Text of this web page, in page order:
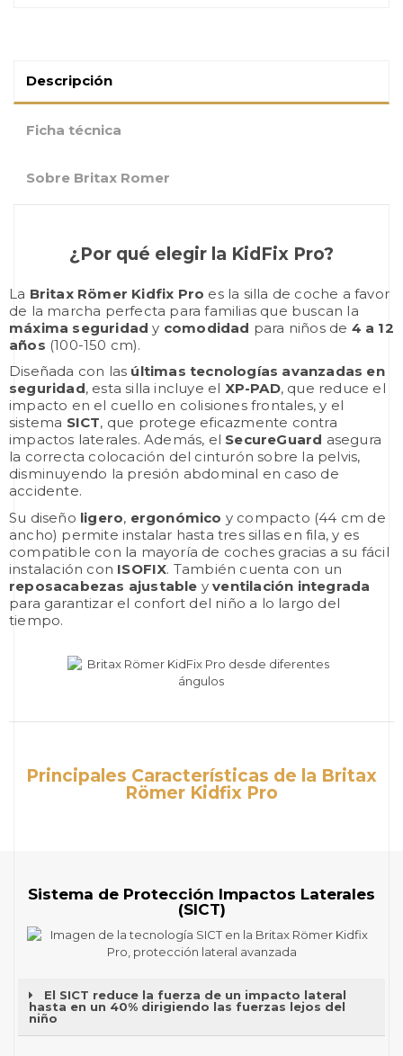
Descripción
Ficha técnica
Sobre Britax Romer
¿Por qué elegir la KidFix Pro?
La Britax Römer Kidfix Pro es la silla de coche a favor
de la marcha perfecta para familias que buscan la
máxima seguridad y comodidad para niños de 4 a 12
años (100-150 cm).
Diseñada con las últimas tecnologías avanzadas en
seguridad, esta silla incluye el XP-PAD, que reduce el
impacto en el cuello en colisiones frontales, y el
sistema SICT, que protege eficazmente contra
impactos laterales. Además, el SecureGuard asegura
la correcta colocación del cinturón sobre la pelvis,
disminuyendo la presión abdominal en caso de
accidente.
Su diseño ligero, ergonómico y compacto (44 cm de
ancho) permite instalar hasta tres sillas en fila, y es
compatible con la mayoría de coches gracias a su fácil
instalación con ISOFIX. También cuenta con un
reposacabezas ajustable yventilación integrada
para garantizar el confort del niño a lo largo del
tiempo.
Principales Características de la Britax
Römer Kidfix Pro
Sistema de Protección Impactos Laterales
(SICT)
El SICT reduce la fuerza de un impacto lateral
hasta en un 40% dirigiendo las fuerzas lejos del
niño